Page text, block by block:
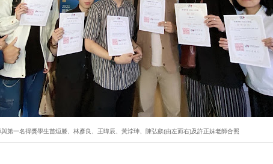
與第一名得獎學生苗烜滕、林彥良、王暐辰、黃浡珅、陳弘叡(由左而右)及許正妹老師合照